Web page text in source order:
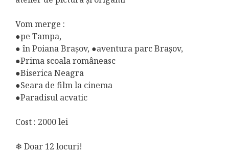
Vom merge :
●pe Tampa,
● în Poiana Brașov, ●aventura parc Brașov,
●Prima scoala româneasc
●Biserica Neagra
●Seara de film la cinema
●Paradisul acvatic
Cost : 2000 lei
❄ Doar 12 locuri!